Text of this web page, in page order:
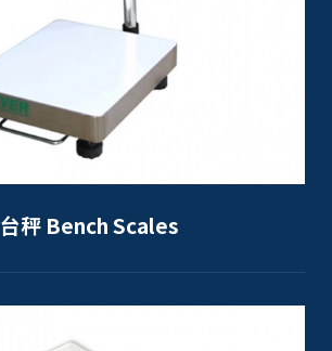
台秤 Bench Scales